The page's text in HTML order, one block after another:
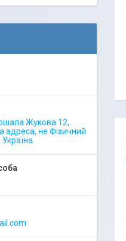
Жукова 12,
адреса, не Фізичний